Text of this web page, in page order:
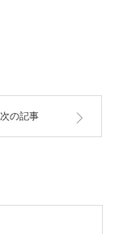
次の記事